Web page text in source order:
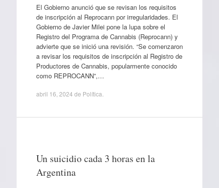
El Gobierno anunció que se revisan los requisitos
de inscripción al Reprocann por irregularidades. El
Gobierno de Javier Milei pone la lupa sobre el
Registro del Programa de Cannabis (Reprocann) y
advierte que se inició una revisión. “Se comenzaron
a revisar los requisitos de inscripción al Registro de
Productores de Cannabis, popularmente conocido
como REPROCANN”,…
abril 16, 2024 de Política
Un suicidio cada 3 horas en la
Argentina